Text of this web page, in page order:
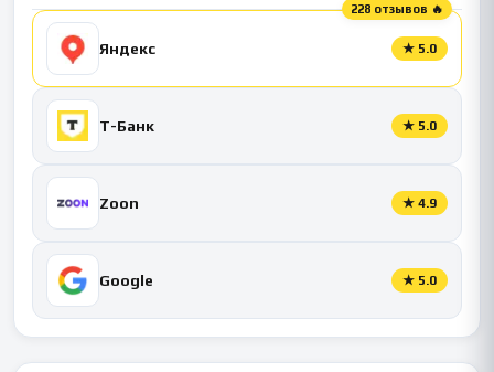
228 отзывов 🔥
Яндекс ★ 5.0
Т-Банк ★ 5.0
Zoon ★ 4.9
Google ★ 5.0